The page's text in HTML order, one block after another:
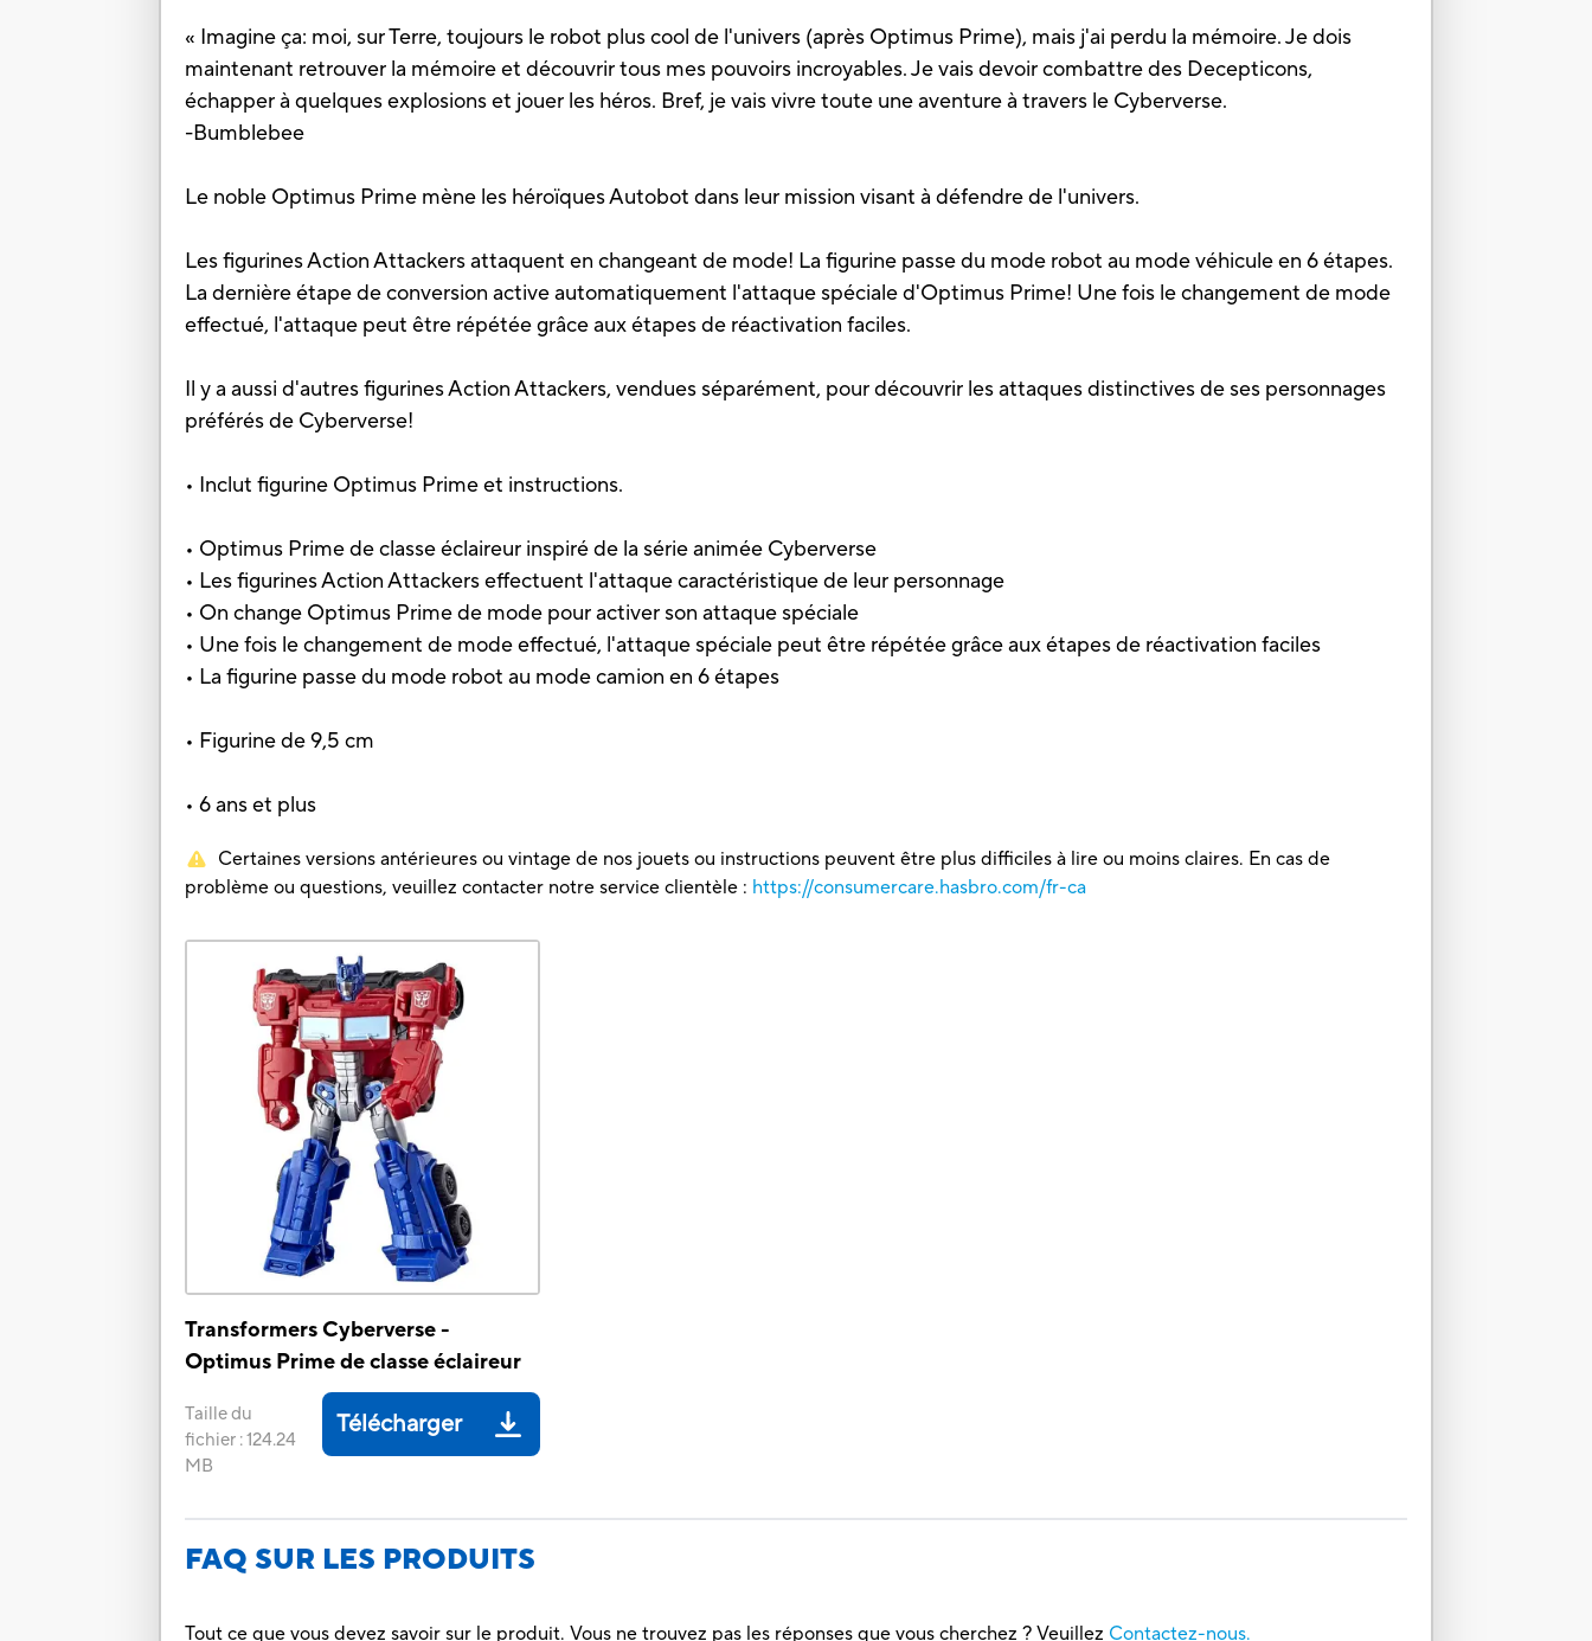
« Imagine ça: moi, sur Terre, toujours le robot plus cool de l'univers (après Optimus Prime), mais j'ai perdu la mémoire. Je dois
maintenant retrouver la mémoire et découvrir tous mes pouvoirs incroyables. Je vais devoir combattre des Decepticons,
échapper à quelques explosions et jouer les héros. Bref, je vais vivre toute une aventure à travers le Cyberverse.
-Bumblebee
Le noble Optimus Prime mène les héroïques Autobot dans leur mission visant à défendre de l'univers.
Les figurines Action Attackers attaquent en changeant de mode! La figurine passe du mode robot au mode véhicule en 6 étapes.
La dernière étape de conversion active automatiquement l'attaque spéciale d'Optimus Prime! Une fois le changement de mode
effectué, l'attaque peut être répétée grâce aux étapes de réactivation faciles.
Il y a aussi d'autres figurines Action Attackers, vendues séparément, pour découvrir les attaques distinctives de ses personnages
préférés de Cyberverse!
• Inclut figurine Optimus Prime et instructions.
• Optimus Prime de classe éclaireur inspiré de la série animée Cyberverse
• Les figurines Action Attackers effectuent l'attaque caractéristique de leur personnage
• On change Optimus Prime de mode pour activer son attaque spéciale
• Une fois le changement de mode effectué, l'attaque spéciale peut être répétée grâce aux étapes de réactivation faciles
• La figurine passe du mode robot au mode camion en 6 étapes
• Figurine de 9,5 cm
• 6 ans et plus
Certaines versions antérieures ou vintage de nos jouets ou instructions peuvent être plus difficiles à lire ou moins claires. En cas de
problème ou questions, veuillez contacter notre service clientèle : https://consumercare.hasbro.com/fr-ca
Transformers Cyberverse -
Optimus Prime de classe éclaireur
Taille du
fichier :124.24
MB
Télécharger
FAQ SUR LES PRODUITS
Tout ce que vous devez savoir sur le produit. Vous ne trouvez pas les réponses que vous cherchez ? Veuillez Contactez-nous.